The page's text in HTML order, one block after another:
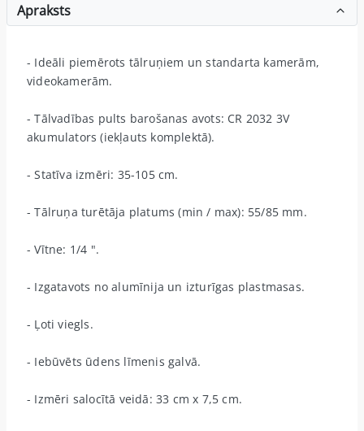
Apraksts
- Ideāli piemērots tālruņiem un standarta kamerām,
videokamerām.
- Tālvadības pults barošanas avots: CR 2032 3V
akumulators (iekļauts komplektā).
- Statīva izmēri: 35-105 cm.
- Tālruņa turētāja platums (min / max): 55/85 mm.
- Vītne: 1/4 ".
- Izgatavots no alumīnija un izturīgas plastmasas.
- Ļoti viegls.
- Iebūvēts ūdens līmenis galvā.
- Izmēri salocītā veidā: 33 cm x 7,5 cm.